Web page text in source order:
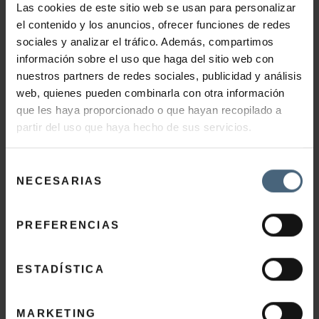
Las cookies de este sitio web se usan para personalizar
el contenido y los anuncios, ofrecer funciones de redes
sociales y analizar el tráfico. Además, compartimos
información sobre el uso que haga del sitio web con
nuestros partners de redes sociales, publicidad y análisis
web, quienes pueden combinarla con otra información
que les haya proporcionado o que hayan recopilado a
partir del uso que haya hecho de sus servicios.
NECESARIAS
PREFERENCIAS
ESTADÍSTICA
MARKETING
COSMÉTIQUES
Foreo
Evidens de Beauté
Me and Me
GASTRONOMIE